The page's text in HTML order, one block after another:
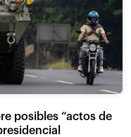
posibles “actos de